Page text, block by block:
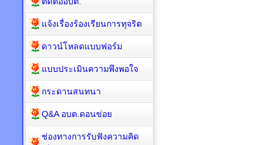
แจ้งเรื่องร้องเรียนการทุจริต
ดาวน์โหลดแบบฟอร์ม
แบบประเมินความพึงพอใจ
กระดานสนทนา
Q&A อบต.ดอนข่อย
ช่องทางการรับฟังความคิด